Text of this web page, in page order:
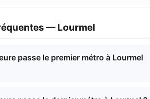
— Lourmel
passe le premier métro à Lourmel